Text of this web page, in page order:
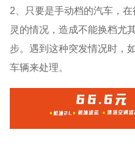
2、只要是手动档的汽车，
灵的情况，造成不能换档尤
步。遇到这种突发情况时，
车辆来处理。